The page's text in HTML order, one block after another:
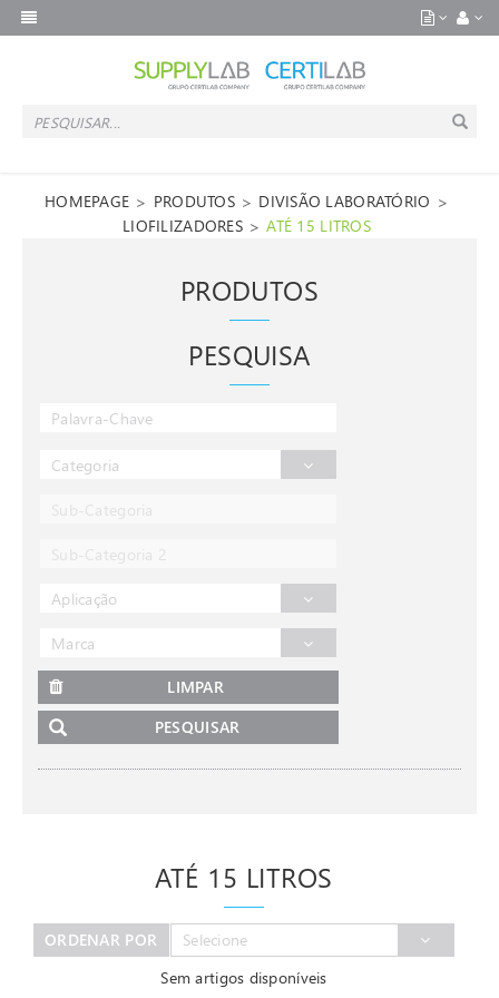
HOMEPAGE > PRODUTOS > DIVISÃO LABORATÓRIO >
LIOFILIZADORES > ATÉ 15 LITROS
PRODUTOS
PESQUISA
Categoria
Aplicação
Marca
LIMPAR
PESQUISAR
ATÉ 15 LITROS
ORDENAR POR
Selecione
Sem artigos disponíveis